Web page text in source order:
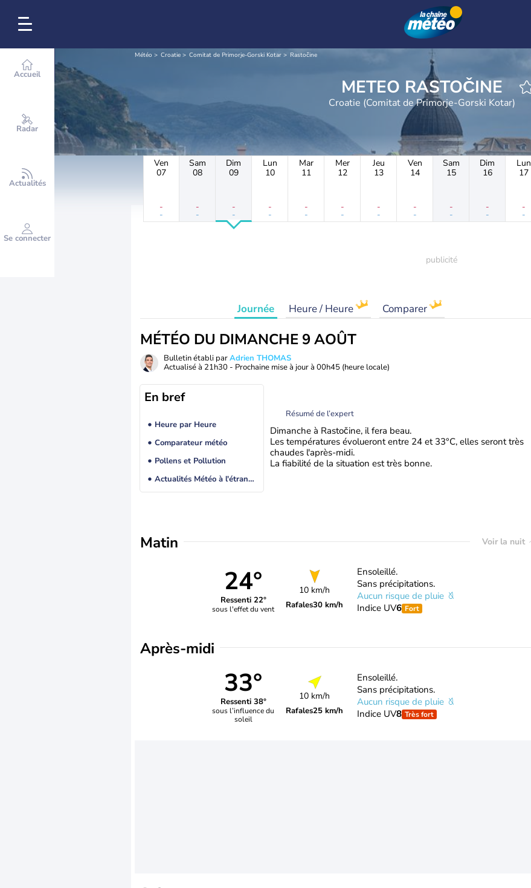
Accueil
Radar
Actualités
Se connecter
Météo Croatie Comitat de Primorje-Gorski Kotar Rastočine
METEO RASTOČINE
Croatie (Comitat de Primorje-Gorski Kotar)
Ven
07
-
-
Sam
08
-
-
Dim
09
-
-
Lun
10
-
-
Mar
11
-
-
Mer
12
-
-
Jeu
13
-
-
Ven
14
-
-
Sam
15
-
-
Dim
16
-
-
Lun
17
-
-
Journée Heure / Heure Comparer
MÉTÉO DU DIMANCHE 9 AOÛT
Bulletin établi parAdrien THOMAS
Actualisé à 21h30 - Prochaine mise à jour à 00h45 (heure locale)
En bref
Heure par Heure
Comparateur météo
Pollens et Pollution
Actualités Météo à l'étranger
Résumé de l’expert
Dimanche à Rastočine, il fera beau.
Les températures évolueront entre 24 et 33°C, elles seront très
chaudes l'après-midi.
La fiabilité de la situation est très bonne.
Matin Voir la nuit
24°
Ressenti 22°
sous l'effet du vent
10 km/h
Rafales30 km/h
Ensoleillé.
Sans précipitations.
Aucun risque de pluie
Indice UV6 Fort
Après-midi
33°
Ressenti 38°
sous l’influence du
soleil
10 km/h
Rafales25 km/h
Ensoleillé.
Sans précipitations.
Aucun risque de pluie
Indice UV8 Très fort